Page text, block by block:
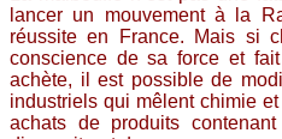
lancer un mouvement à la
réussite en France. Mais si
conscience de sa force et
achète, il est possible de
industriels qui mêlent chimie
achats de produits